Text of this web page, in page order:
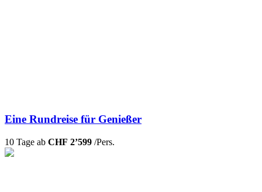
Eine Rundreise für Genießer
10 Tage ab CHF 2’599 /Pers.